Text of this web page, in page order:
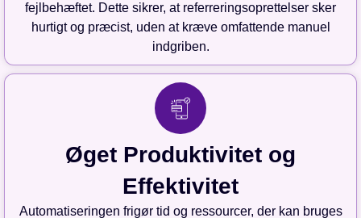
fejlbehæftet. Dette sikrer, at referreringsoprettelser sker
hurtigt og præcist, uden at kræve omfattende manuel
indgriben.
Øget Produktivitet og
Effektivitet
Automatiseringen frigør tid og ressourcer, der kan bruges